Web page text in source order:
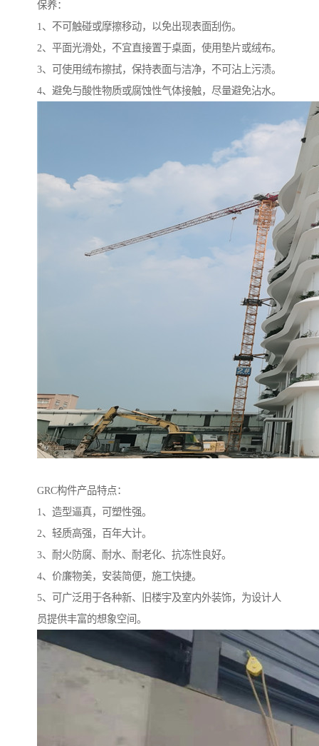
保养：
1、不可触碰或摩擦移动，以免出现表面刮伤。
2、平面光滑处，不宜直接置于桌面，使用垫片或绒布。
3、可使用绒布擦拭，保持表面与洁净，不可沾上污渍。
4、避免与酸性物质或腐蚀性气体接触，尽量避免沾水。
GRC构件产品特点：
1、造型逼真，可塑性强。
2、轻质高强，百年大计。
3、耐火防腐、耐水、耐老化、抗冻性良好。
4、价廉物美，安装简便，施工快捷。
5、可广泛用于各种新、旧楼宇及室内外装饰，为设计人
员提供丰富的想象空间。